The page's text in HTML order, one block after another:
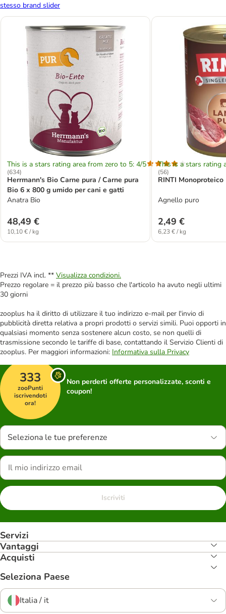
stesso brand slider
This is a stars rating area from zero to 5: 4/5
(634)
Herrmann's Bio Carne pura / Carne pura
Bio 6 x 800 g umido per cani e gatti
Anatra Bio
48,49 €
10,10 € / kg
This is a stars rating
(56)
RINTI Monoproteico
Agnello puro
2,49 €
6,23 € / kg
Prezzi IVA incl. ** Visualizza condizioni.
Prezzo regolare = il prezzo più basso che l'articolo ha avuto negli ultimi
30 giorni
zooplus ha il diritto di utilizzare il tuo indirizzo e-mail per l'invio di
pubblicità diretta relativa a propri prodotti o servizi simili. Puoi opporti in
qualsiasi momento senza sostenere alcun costo, se non quelli di
trasmissione secondo le tariffe di base, contattando il Servizio Clienti di
zooplus. Per maggiori informazioni: Informativa sulla Privacy
333
zooPunti
iscrivendoti
ora!
Non perderti offerte personalizzate, sconti e
coupon!
Seleziona le tue preferenze
Iscriviti
Servizi
Vantaggi
Acquisti
Seleziona Paese
Italia / it